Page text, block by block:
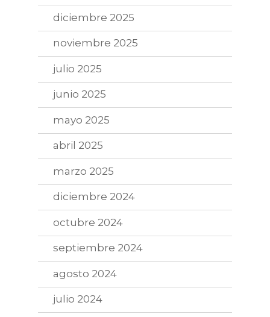
diciembre 2025
noviembre 2025
julio 2025
junio 2025
mayo 2025
abril 2025
marzo 2025
diciembre 2024
octubre 2024
septiembre 2024
agosto 2024
julio 2024